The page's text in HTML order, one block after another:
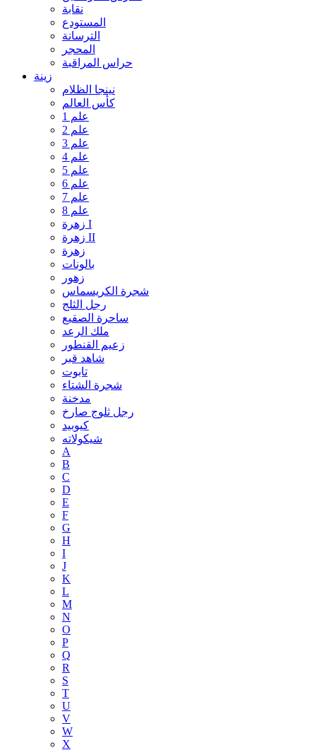
نقابة
المستودع
الترسانة
المحجر
حراس المراقبة
زينة
نينجا الظلام
كأس العالم
علم 1
علم 2
علم 3
علم 4
علم 5
علم 6
علم 7
علم 8
زهرة I
زهرة II
زهرة
بالونات
زهور
شجرة الكريسماس
رجل الثلج
ساحرة الصقيع
ملك الرعد
زعيم القنطور
شاهد قبر
تابوت
شجرة الشتاء
مدخنة
رجل ثلوج صارخ
كيوبيد
شيكولاته
A
B
C
D
E
F
G
H
I
J
K
L
M
N
O
P
Q
R
S
T
U
V
W
X